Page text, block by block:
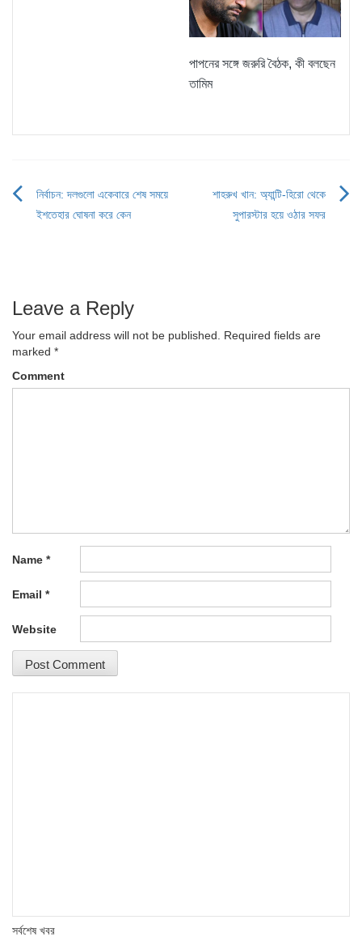
পাপনের সঙ্গে জরুরি বৈঠক, কী বলছেন
তামিম
Post
নির্বাচন: দলগুলো একেবারে শেষ সময়ে
ইশতেহার ঘোষনা করে কেন
শাহরুখ খান: অ্যান্টি-হিরো থেকে
সুপারস্টার হয়ে ওঠার সফর
Leave a Reply
Your email address will not be published. Required fields are
marked *
Comment
Name *
Email *
Website
সর্বশেষ খবর